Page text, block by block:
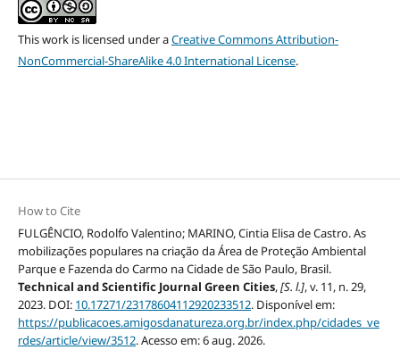
This work is licensed under aCreative Commons Attribution-
NonCommercial-ShareAlike 4.0 International License.
How to Cite
FULGÊNCIO, Rodolfo Valentino; MARINO, Cintia Elisa de Castro. As
mobilizações populares na criação da Área de Proteção Ambiental
Parque e Fazenda do Carmo na Cidade de São Paulo, Brasil.
Technical and Scientific Journal Green Cities,[S. l.], v. 11, n. 29,
2023. DOI: 10.17271/23178604112920233512. Disponível em:
https://publicacoes.amigosdanatureza.org.br/index.php/cidades_ve
rdes/article/view/3512. Acesso em: 6 aug. 2026.